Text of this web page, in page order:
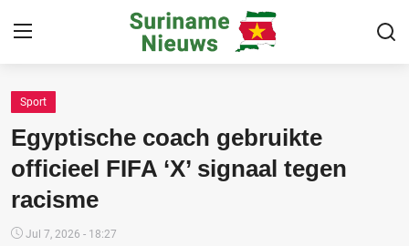
Home
Suriname
Buitenland
Sport
Sport
Egyptische coach gebruikte
officieel FIFA ‘X’ signaal tegen
racisme
Jul 7, 2026 - 18:27